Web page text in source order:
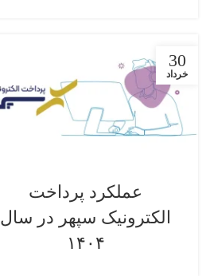
30
خرداد
عملکرد پرداخت
الکترونیک سپهر در سال
۱۴۰۴